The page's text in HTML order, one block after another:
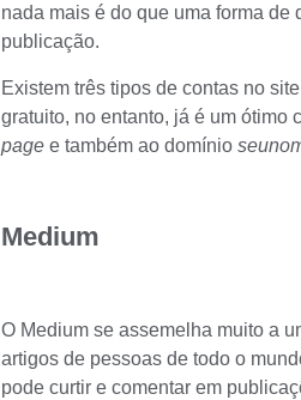
nada mais é do que uma forma de
publicação.
Existem três tipos de contas no
gratuito, no entanto, já é um ótimo
page e também ao domínio
Medium
O Medium se assemelha muito a
artigos de pessoas de todo o
pode curtir e comentar em